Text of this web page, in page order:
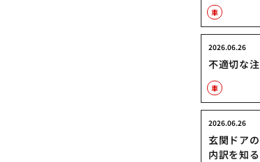
車
不適切な
2026.06.26
車
玄関ドア
内訳を知る
2026.06.26